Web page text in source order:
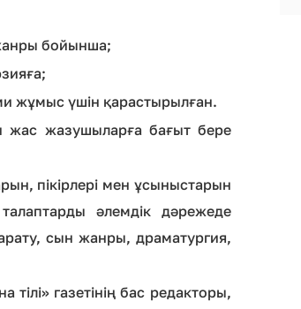
бойынша;
жұмыс үшін қарастырылған.
жас жазушыларға бағыт бере
пікірлері мен ұсыныстарын
әлемдік дәрежеде
сын жанры, драматургия,
газетінің бас редакторы,